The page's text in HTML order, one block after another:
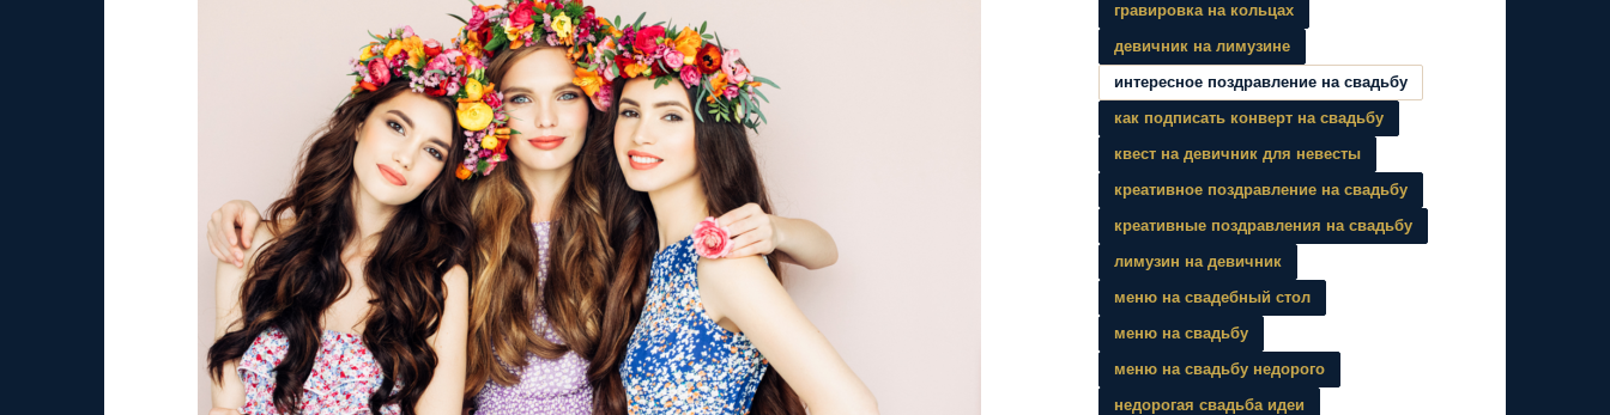
гравировка на кольцах
девичник на лимузине
интересное поздравление на свадьбу
как подписать конверт на свадьбу
квест на девичник для невесты
креативное поздравление на свадьбу
креативные поздравления на свадьбу
лимузин на девичник
меню на свадебный стол
меню на свадьбу
меню на свадьбу недорого
недорогая свадьба идеи